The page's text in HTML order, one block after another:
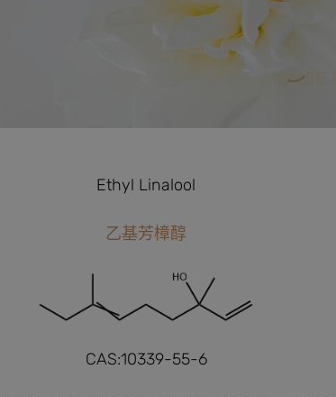
Ethyl Linalool
乙基芳樟醇
CAS:10339-55-6